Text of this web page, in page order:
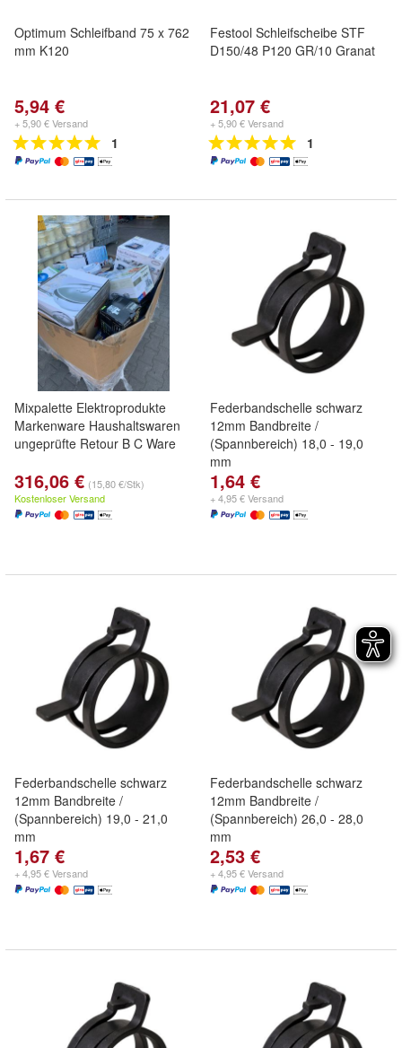
Optimum Schleifband 75 x 762
mm K120
5,94 €
+ 5,90 € Versand
1
Festool Schleifscheibe STF
D150/48 P120 GR/10 Granat
21,07 €
+ 5,90 € Versand
1
Mixpalette Elektroprodukte
Markenware Haushaltswaren
ungeprüfte Retour B C Ware
316,06 € (15,80 €/Stk)
Kostenloser Versand
Federbandschelle schwarz
12mm Bandbreite /
(Spannbereich) 18,0 - 19,0
mm
1,64 €
+ 4,95 € Versand
Federbandschelle schwarz
12mm Bandbreite /
(Spannbereich) 19,0 - 21,0
mm
1,67 €
+ 4,95 € Versand
Federbandschelle schwarz
12mm Bandbreite /
(Spannbereich) 26,0 - 28,0
mm
2,53 €
+ 4,95 € Versand